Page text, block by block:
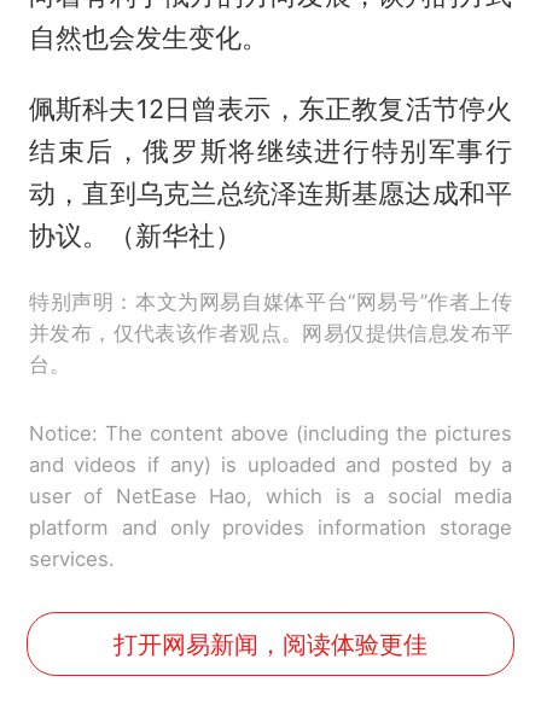
自然也会发生变化。
佩斯科夫12日曾表示，东正教复活节停火
结束后，俄罗斯将继续进行特别军事行
动，直到乌克兰总统泽连斯基愿达成和平
协议。（新华社）
特别声明：本文为网易自媒体平台“网易号”作者上传
并发布，仅代表该作者观点。网易仅提供信息发布平
台。
Notice: The content above (including the pictures
and videos if any) is uploaded and posted by a
user of NetEase Hao, which is a social media
platform and only provides information storage
services.
打开网易新闻，阅读体验更佳